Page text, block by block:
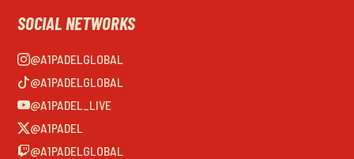
SOCIAL NETWORKS
@A1PADELGLOBAL
@A1PADELGLOBAL
@A1PADEL_LIVE
@A1PADEL
@A1PADELGLOBAL